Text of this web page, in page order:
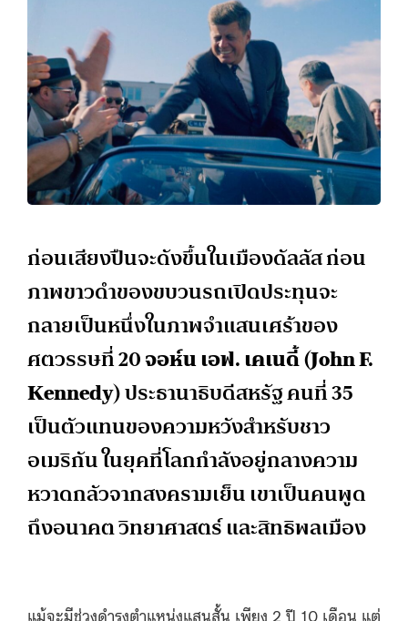
ก่อนเสียงปืนจะดังขึ้นในเมืองดัลลัส ก่อน
ภาพขาวดำของขบวนรถเปิดประทุนจะ
กลายเป็นหนึ่งในภาพจำแสนเศร้าของ
ศตวรรษที่ 20จอห์น เอฟ. เคเนดี้ (John F.
Kennedy)ประธานาธิบดีสหรัฐ คนที่ 35
เป็นตัวแทนของความหวังสำหรับชาว
อเมริกัน ในยุคที่โลกกำลังอยู่กลางความ
หวาดกลัวจากสงครามเย็น เขาเป็นคนพูด
ถึงอนาคต วิทยาศาสตร์ และสิทธิพลเมือง
แม้จะมีช่วงดำรงตำแหน่งแสนสั้น เพียง 2 ปี 10 เดือน แต่